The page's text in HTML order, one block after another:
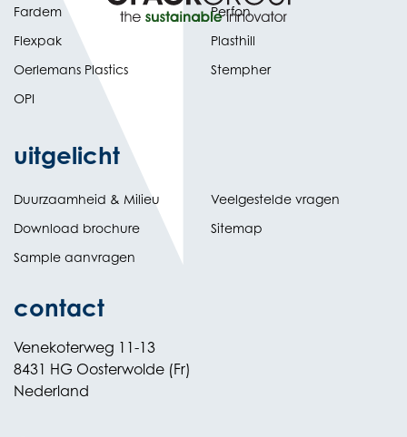
Fardem
Flexpak
Oerlemans Plastics
OPI
Perfon
Plasthill
Stempher
uitgelicht
Duurzaamheid & Milieu
Download brochure
Sample aanvragen
Veelgestelde vragen
Sitemap
contact
Venekoterweg 11-13
8431 HG Oosterwolde (Fr)
Nederland